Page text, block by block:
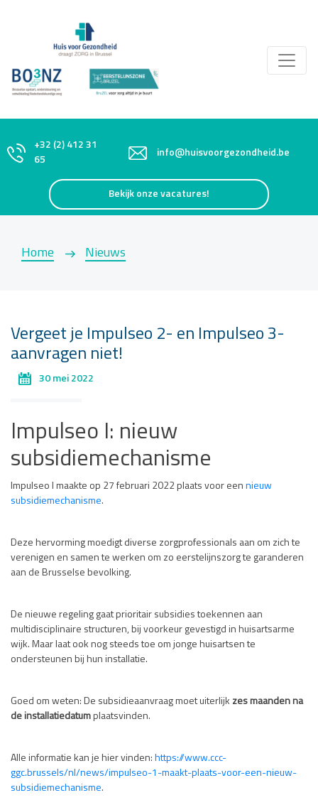
+32 (2) 412 31
65
info@huisvoorgezondheid.be
Bekijk onze vacatures!
Home Nieuws
Vergeet je Impulseo 2- en Impulseo 3-
aanvragen niet!
30 mei 2022
Impulseo I: nieuw
subsidiemechanisme
Impulseo I maakte op 27 februari 2022 plaats voor een nieuw
subsidiemechanisme.
Deze hervorming moedigt diverse zorgprofessionals aan om zich te
verenigen en samen te werken om zo eerstelijnszorg te garanderen
aan de Brusselse bevolking.
De nieuwe regeling gaat prioritair subsidies toekennen aan
multidisciplinaire structuren, bij voorkeur gevestigd in huisartsarme
wijk. Maar laat ook nog steeds toe om jonge huisartsen te
ondersteunen bij hun installatie.
Goed om weten: De subsidieaanvraag moet uiterlijk zes maanden na
de installatiedatum plaatsvinden.
Alle informatie kan je hier vinden: https://www.ccc-
ggc.brussels/nl/news/impulseo-1-maakt-plaats-voor-een-nieuw-
subsidiemechanisme.